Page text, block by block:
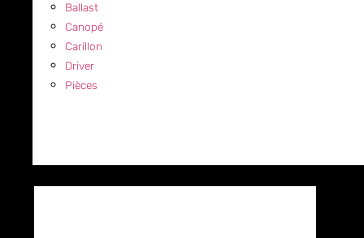
Ballast
Canopé
Carillon
Driver
Pièces